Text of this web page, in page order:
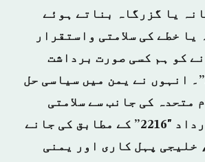
یا گزرگاہ بناتے ہوئے
یا خطے کی سلامتی واستقرار
کو ہم کسی صورت برداشت
انہوں نے یمن میں سیاسی حل
متحدہ کی جانب سے سلامتی
کونسل کی قرارداد "2216” کے مطابق کی جانے
خلیجی پہل کاری اور یمنی